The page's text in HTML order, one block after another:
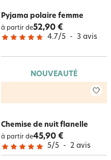
Pyjama polaire femme
à partir de52,90 €
4.7/5 - 3 avis
NOUVEAUTÉ
Chemise de nuit flanelle
à partir de45,90 €
5/5 - 2 avis